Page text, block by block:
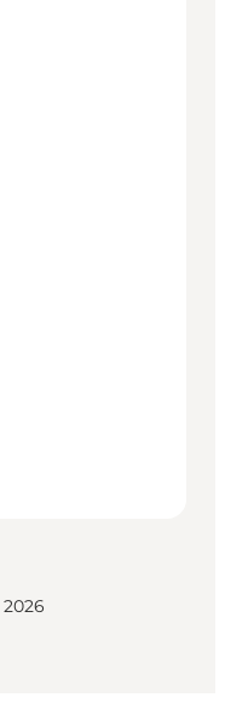
2026